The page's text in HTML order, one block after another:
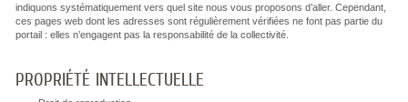
indiquons systématiquement vers quel site nous vous proposons d’aller. Cependant,
ces pages web dont les adresses sont régulièrement vérifiées ne font pas partie du
portail : elles n’engagent pas la responsabilité de la collectivité.
PROPRIÉTÉ INTELLECTUELLE